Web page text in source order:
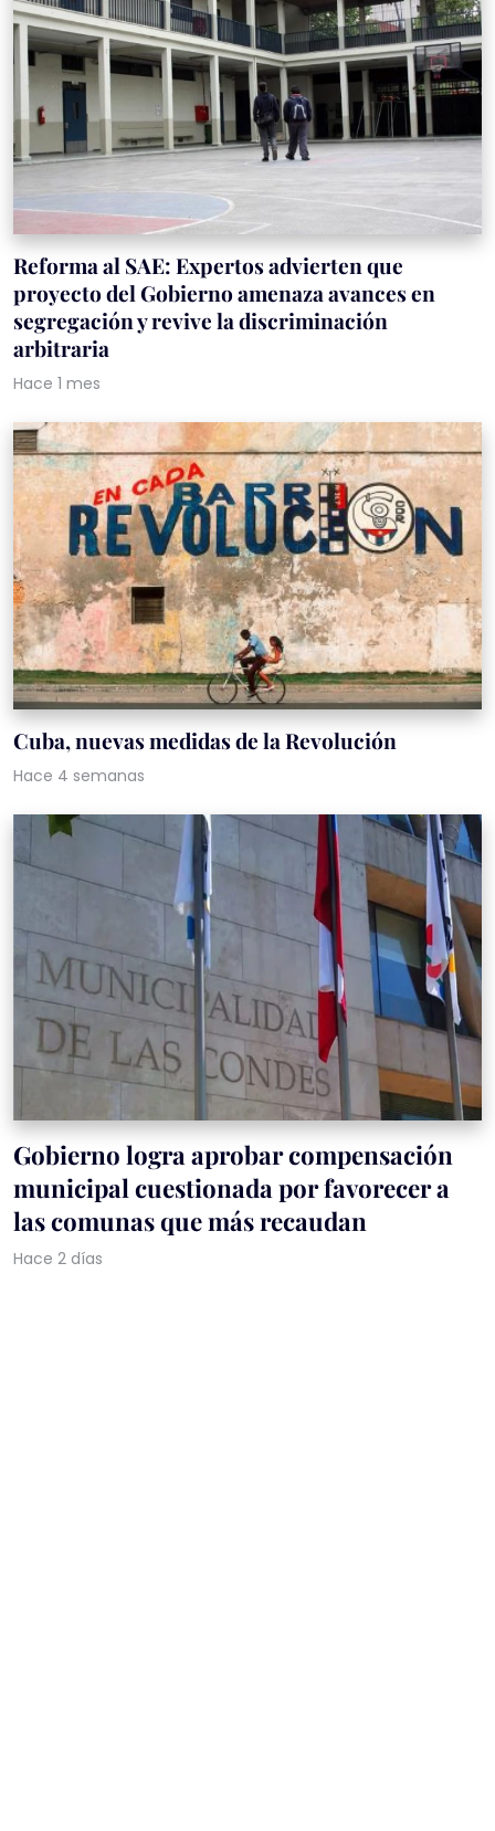
Reforma al SAE: Expertos advierten que
proyecto del Gobierno amenaza avances en
segregación y revive la discriminación
arbitraria
Hace 1 mes
Cuba, nuevas medidas de la Revolución
Hace 4 semanas
Gobierno logra aprobar compensación
municipal cuestionada por favorecer a
las comunas que más recaudan
Hace 2 días